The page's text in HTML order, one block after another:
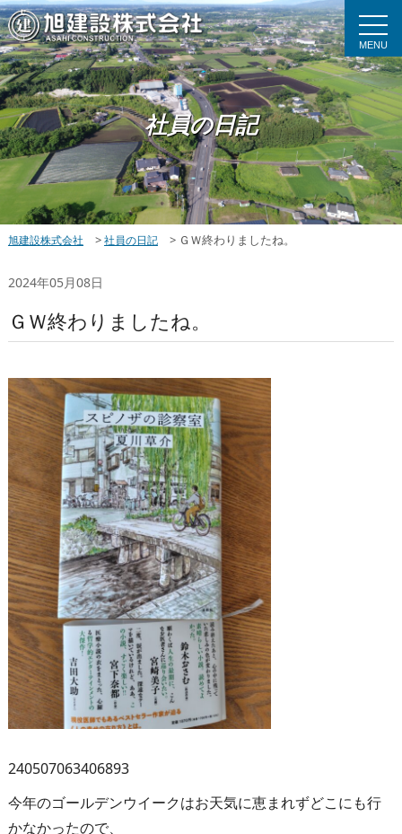
MENU
社員の日記
旭建設株式会社 > 社員の日記 > ＧＷ終わりましたね。
2024年05月08日
ＧＷ終わりましたね。
240507063406893
今年のゴールデンウイークはお天気に恵まれずどこにも行
かなかったので、